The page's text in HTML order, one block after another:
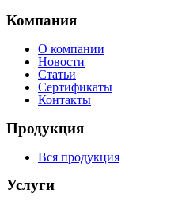
Компания
О компании
Новости
Статьи
Сертификаты
Контакты
Продукция
Вся продукция
Услуги